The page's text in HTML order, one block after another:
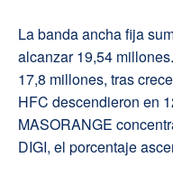
La banda ancha fija
alcanzar 19,54
17,8 millones, tras
HFC descendieron en
MASORANGE
DIGI, el porcentaje